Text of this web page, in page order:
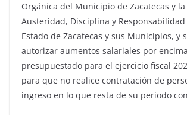
Orgánica del Municipio de Zacatecas y la
Austeridad, Disciplina y
Estado de Zacatecas y sus Municipios, y
autorizar aumentos salariales por
presupuestado para el ejercicio fiscal
para que no realice contratación de
ingreso en lo que resta de su periodo